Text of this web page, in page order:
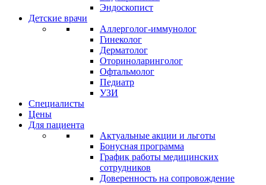
Эндоскопист
Детские врачи
Аллерголог-иммунолог
Гинеколог
Дерматолог
Оториноларинголог
Офтальмолог
Педиатр
УЗИ
Специалисты
Цены
Для пациента
Актуальные акции и льготы
Бонусная программа
График работы медицинских
сотрудников
Доверенность на сопровождение